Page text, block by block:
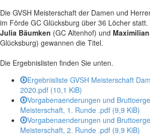
Die GVSH Meisterschaft der Damen und
im Förde GC Glücksburg über 36 Löcher statt.
Julia Bäumken (GC Altenhof) und
Glücksburg) gewannen die Titel.
Die Ergebnislisten finden Sie unten.
Ergebnisliste GVSH Meisterschaft
2020.pdf (10,1 KiB)
Vorgabenaenderungen und
Meisterschaft, 1. Runde .pdf (9,9 KiB)
Vorgabenaenderungen und
Meisterschaft, 2. Runde .pdf (9,9 KiB)